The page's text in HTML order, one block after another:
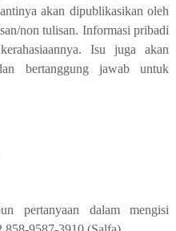
akan dipublikasikan oleh
non tulisan. Informasi pribadi
Isu juga akan
bertanggung jawab untuk
pertanyaan dalam mengisi